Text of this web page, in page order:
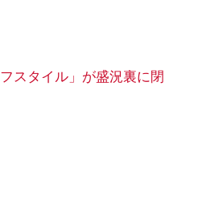
スタイル」が盛況裏に閉